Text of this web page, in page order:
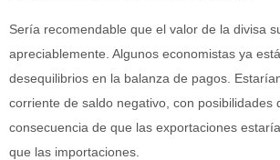
Sería recomendable que el valor de la divisa
apreciablemente. Algunos economistas ya
desequilibrios en la balanza de pagos.
corriente de saldo negativo, con posibilidades
consecuencia de que las exportaciones
que las importaciones.